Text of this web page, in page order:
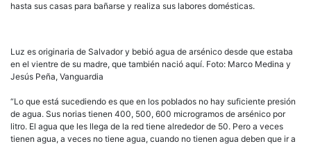
hasta sus casas para bañarse y realiza sus labores domésticas.
Luz es originaria de Salvador y bebió agua de arsénico desde que estaba
en el vientre de su madre, que también nació aquí. Foto: Marco Medina y
Jesús Peña, Vanguardia
“Lo que está sucediendo es que en los poblados no hay suficiente presión
de agua. Sus norias tienen 400, 500, 600 microgramos de arsénico por
litro. El agua que les llega de la red tiene alrededor de 50. Pero a veces
tienen agua, a veces no tiene agua, cuando no tienen agua deben que ir a